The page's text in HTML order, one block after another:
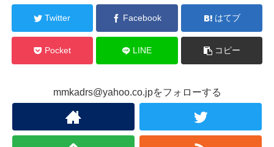
Twitter Facebook はてブ
Pocket LINE コピー
mmkadrs@yahoo.co.jpをフォローする